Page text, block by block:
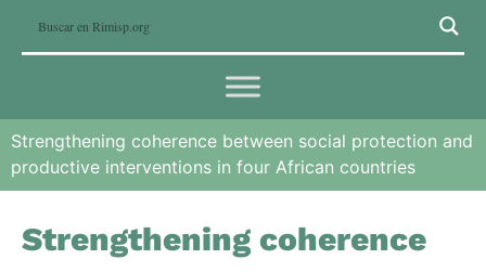
Strengthening coherence between social protection and
productive interventions in four African countries
Strengthening coherence